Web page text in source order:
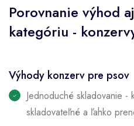
Porovnanie výhod
kategóriu -
Výhody konzerv pre psov
Jednoduché skladovanie -
skladovateľné a ľahko